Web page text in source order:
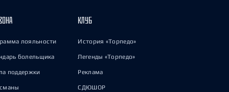
лояльности
болельщика
поддержки
КЛУБ
История «Торпедо»
Легенды «Торпедо»
Реклама
СДЮШОР